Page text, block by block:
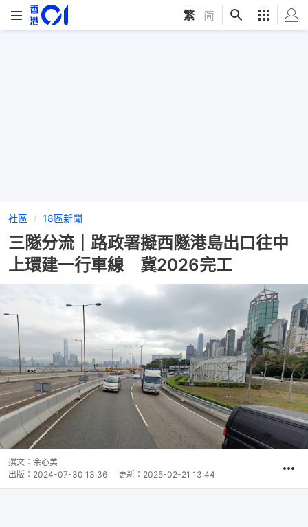
繁 简
社區 18區新聞
三隧分流｜路政署擬西隧港島出口往中
上環建一行車線 冀2026完工
撰文： 余心美
出版： 2024-07-30 13:36 更新： 2025-02-21 13:44